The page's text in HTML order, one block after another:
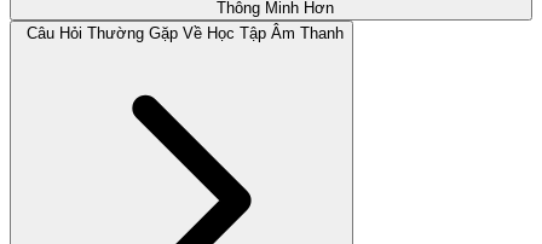
Thông Minh Hơn
Câu Hỏi Thường Gặp Về Học Tập Âm Thanh